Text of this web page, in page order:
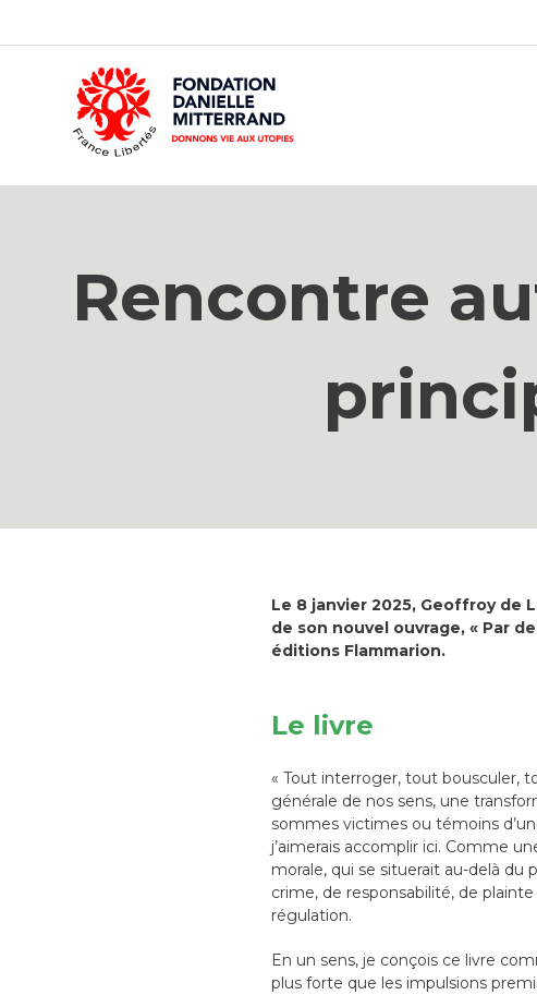
CONTENT
Rencontre
Le 8 janvier 2025, Geoffroy de
de son nouvel ouvrage, « Par
éditions Flammarion.
Le livre
« Tout interroger, tout bousculer,
générale de nos sens, une
sommes victimes ou témoins
j’aimerais accomplir ici. Comme
morale, qui se situerait au-delà du
crime, de responsabilité, de
régulation.
En un sens, je conçois ce livre
plus forte que les impulsions